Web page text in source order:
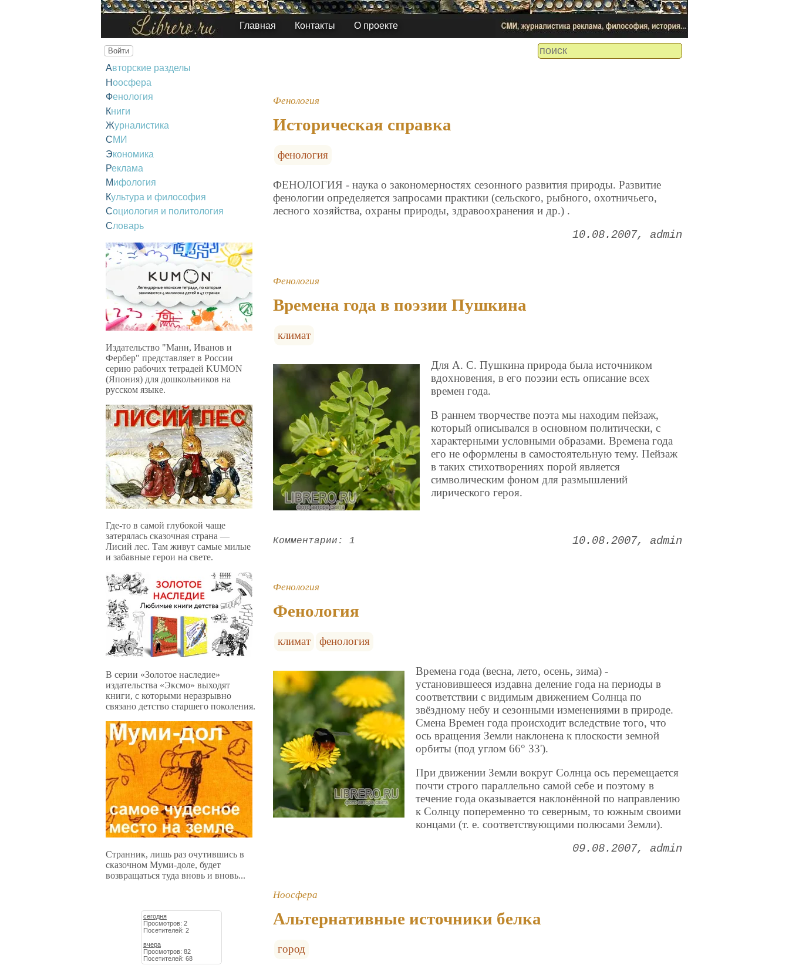
Главная Контакты О проекте
Войти
Авторские разделы
Ноосфера
Фенология
Книги
Журналистика
СМИ
Экономика
Реклама
Мифология
Культура и философия
Социология и политология
Словарь
Издательство "Манн, Иванов и
Фербер" представляет в России
серию рабочих тетрадей KUMON
(Япония) для дошкольников на
русском языке.
Где-то в самой глубокой чаще
затерялась сказочная страна —
Лисий лес. Там живут самые милые
и забавные герои на свете.
В серии «Золотое наследие»
издательства «Эксмо» выходят
книги, с которыми неразрывно
связано детство старшего поколения.
Странник, лишь раз очутившись в
сказочном Муми-доле, будет
возвращаться туда вновь и вновь...
сегодня
Просмотров: 2
Посетителей: 2
вчера
Просмотров: 82
Посетителей: 68
Фенология
Историческая справка
фенология
ФЕНОЛОГИЯ - наука о закономерностях сезонного развития природы. Развитие
фенологии определяется запросами практики (сельского, рыбного, охотничьего,
лесного хозяйства, охраны природы, здравоохранения и др.) .
10.08.2007 admin
Фенология
Времена года в поэзии Пушкина
климат
Для А. С. Пушкина природа была источником
вдохновения, в его поэзии есть описание всех
времен года.
В раннем творчестве поэта мы находим пейзаж,
который описывался в основном политически, с
характерными условными образами. Времена года
его не оформлены в самостоятельную тему. Пейзаж
в таких стихотворениях порой является
символическим фоном для размышлений
лирического героя.
Комментарии: 1 10.08.2007 admin
Фенология
Фенология
климат фенология
Времена года (весна, лето, осень, зима) -
установившееся издавна деление года на периоды в
соответствии с видимым движением Солнца по
звёздному небу и сезонными изменениями в природе.
Смена Времен года происходит вследствие того, что
ось вращения Земли наклонена к плоскости земной
орбиты (под углом 66° 33').
При движении Земли вокруг Солнца ось перемещается
почти строго параллельно самой себе и поэтому в
течение года оказывается наклонённой по направлению
к Солнцу попеременно то северным, то южным своими
концами (т. е. соответствующими полюсами Земли).
09.08.2007 admin
Ноосфера
Альтернативные источники белка
город